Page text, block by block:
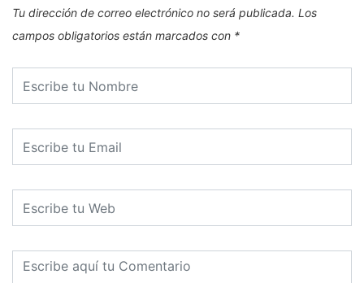
Tu dirección de correo electrónico no será publicada. Los
campos obligatorios están marcados con *